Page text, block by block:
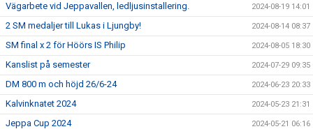
Vägarbete vid Jeppavallen, ledljusinstallering. 2024-08-19 14:01
2 SM medaljer till Lukas i Ljungby! 2024-08-14 08:37
SM final x 2 för Höörs IS Philip 2024-08-05 18:30
Kanslist på semester 2024-07-29 09:35
DM 800 m och höjd 26/6-24 2024-06-23 20:33
Kalvinknatet 2024 2024-05-23 21:31
Jeppa Cup 2024 2024-05-21 06:16